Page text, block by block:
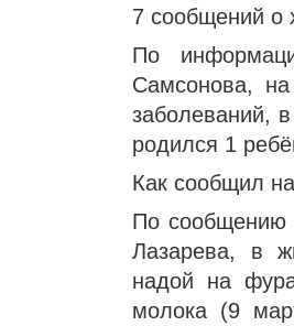
7 сообщений о
По
Самсонова,
заболеваний,
родился 1
Как сообщил
По сообщению
Лазарева, в
надой на
молока (9